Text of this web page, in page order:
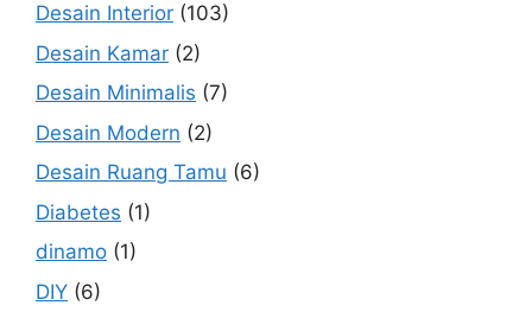
Desain Interior (103)
Desain Kamar (2)
Desain Minimalis (7)
Desain Modern (2)
Desain Ruang Tamu (6)
Diabetes (1)
dinamo (1)
DIY (6)